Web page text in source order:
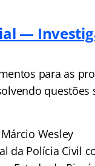
—
para as
Wesley
da Polícia Civil